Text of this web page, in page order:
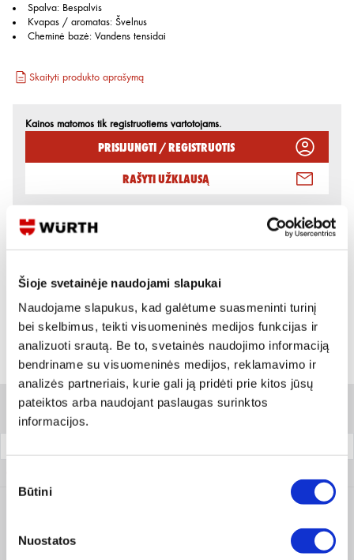
Šioje svetainėje naudojami slapukai
Naudojame slapukus, kad galėtume suasmeninti turinį
bei skelbimus, teikti visuomeninės medijos funkcijas ir
analizuoti srautą. Be to, svetainės naudojimo informaciją
bendriname su visuomeninės medijos, reklamavimo ir
analizės partneriais, kurie gali ją pridėti prie kitos jūsų
pateiktos arba naudojant paslaugas surinktos
informacijos.
pasirinkimas
Būtini
Nuostatos
Spalva: Bespalvis
Kvapas / aromatas: Švelnus
Cheminė bazė: Vandens tensidai
Skaityti produkto aprašymą
Kainos matomos tik registruotiems vartotojams.
Prisijungti / Registruotis
Rašyti užklausą
Reikia daugiau informacijos?
+370 694 91387
Variantai